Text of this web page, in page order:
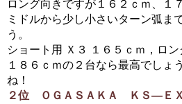
ロング向きですが１６２ｃｍ、１
ミドルから少し小さいターン弧ま
う。
ショート用 Ｘ３ １６５ｃｍ，ロ
１８６ｃｍの２台なら最高でしょ
ね！
２位 ＯＧＡＳＡＫＡ ＫＳ―ＥＸ